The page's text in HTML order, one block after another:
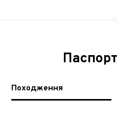
Походження